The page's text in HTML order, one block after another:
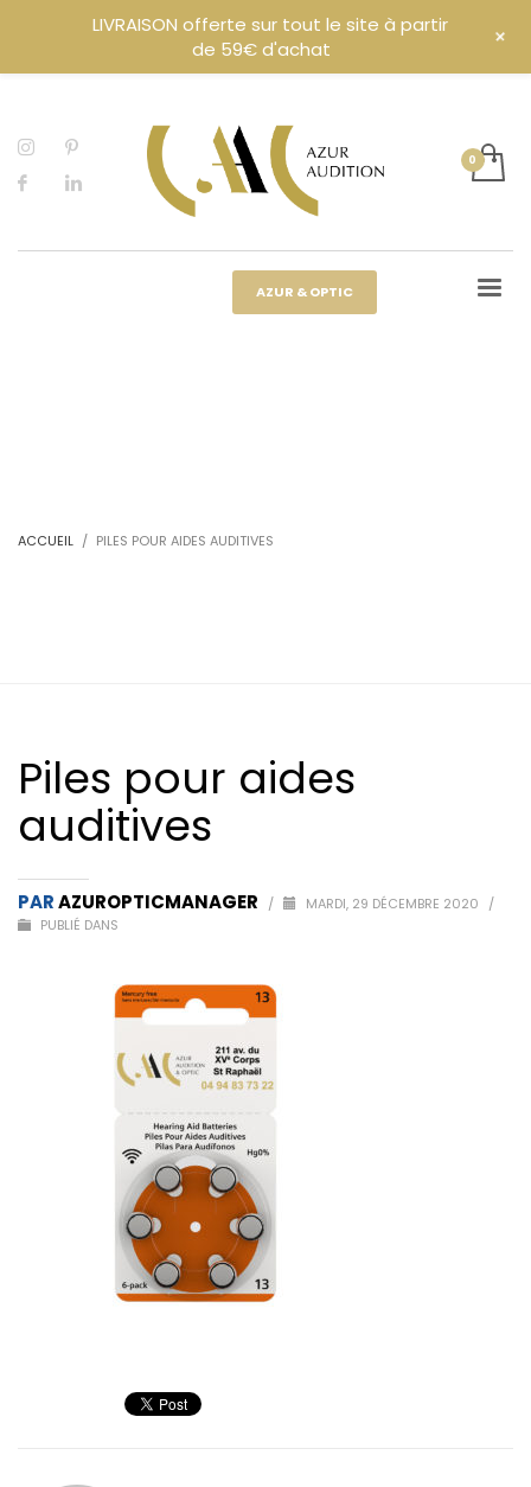
AZUR & OPTIC
ACCUEIL PILES POUR AIDES AUDITIVES
Piles pour aides
auditives
PARAZUROPTICMANAGER / MARDI, 29 DÉCEMBRE 2020
/
PUBLIÉ DANS
LIVRAISON offerte sur tout le site à partir
de 59€ d'achat
+